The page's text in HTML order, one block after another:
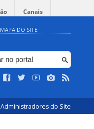
Canais
MAPA DO SITE
Administradores do Site